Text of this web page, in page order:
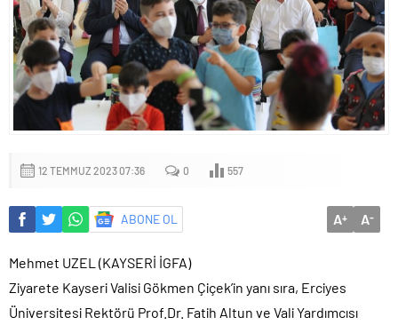
12 TEMMUZ 2023 07:36 0 557
ABONE OL A+ A-
Mehmet UZEL (KAYSERİ İGFA)
Ziyarete Kayseri Valisi Gökmen Çiçek’in yanı sıra, Erciyes
Üniversitesi Rektörü Prof.Dr. Fatih Altun ve Vali Yardımcısı